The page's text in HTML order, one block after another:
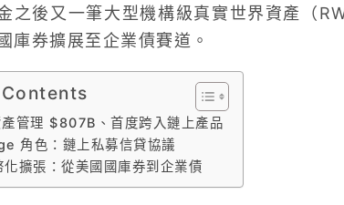
之後又一筆大型機構級真實世界資產（
庫券擴展至企業債賽道。
管理 $807B、首度跨入鏈上產品
角色：鏈上私募信貸協議
化擴張：從美國國庫券到企業債